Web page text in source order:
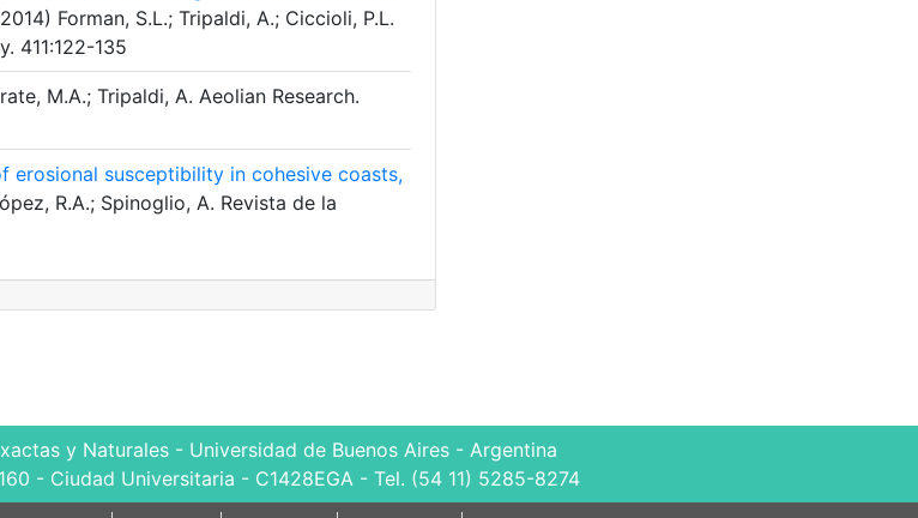
Forman, S.L.; Tripaldi, A.; Ciccioli, P.L.
411:122-135
M.A.; Tripaldi, A. Aeolian Research.
susceptibility in cohesive coasts,
R.A.; Spinoglio, A. Revista de la
y Naturales - Universidad de Buenos Aires - Argentina
- Ciudad Universitaria - C1428EGA - Tel. (54 11) 5285-8274